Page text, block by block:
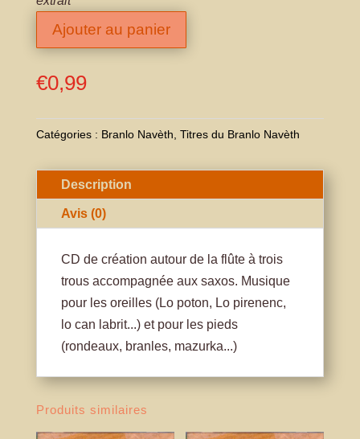
Ajouter au panier
€0,99
Catégories : Branlo Navèth Titres du Branlo Navèth
Description
Avis (0)
CD de création autour de la flûte à trois
trous accompagnée aux saxos. Musique
pour les oreilles (Lo poton, Lo pirenenc,
lo can labrit...) et pour les pieds
(rondeaux, branles, mazurka...)
Produits similaires